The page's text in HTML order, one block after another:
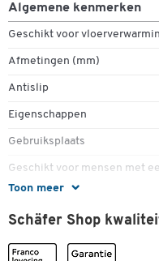
Toon meer
Algemene kenmerken
Geschikt voor
Afmetingen (mm)
Antislip
Eigenschappen
Gebruiksplaats
Geschikt voor mensen met
allergie
Geschikt voor
Schäfer Shop